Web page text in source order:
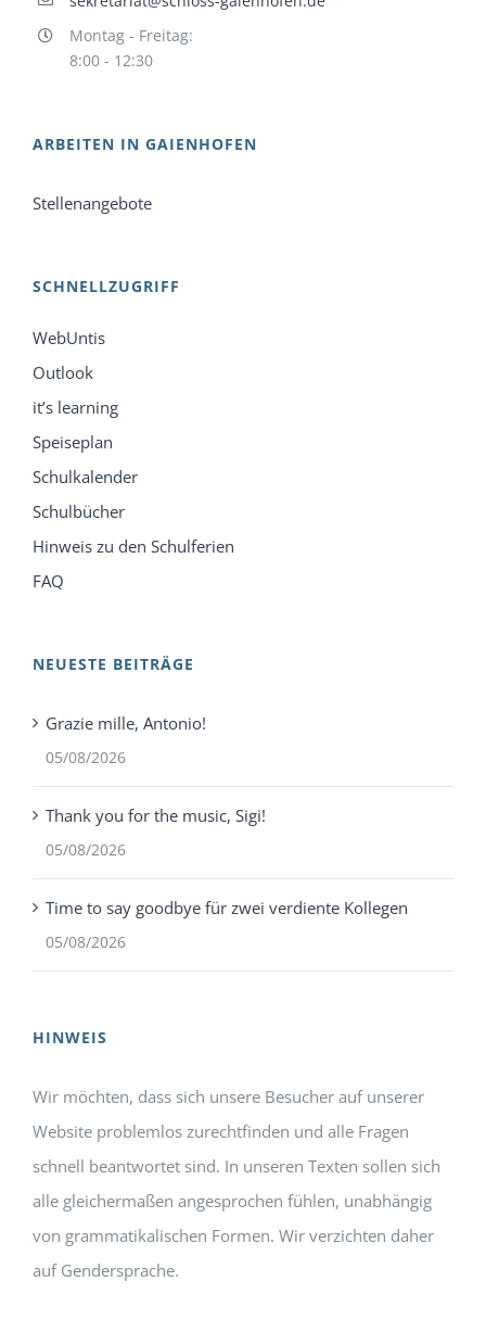
Montag - Freitag:
8:00 - 12:30
ARBEITEN IN GAIENHOFEN
Stellenangebote
SCHNELLZUGRIFF
WebUntis
Outlook
it’s learning
Speiseplan
Schulkalender
Schulbücher
Hinweis zu den Schulferien
FAQ
NEUESTE BEITRÄGE
Grazie mille, Antonio!
05/08/2026
Thank you for the music, Sigi!
05/08/2026
Time to say goodbye für zwei verdiente Kollegen
05/08/2026
HINWEIS
Wir möchten, dass sich unsere Besucher auf unserer
Website problemlos zurechtfinden und alle Fragen
schnell beantwortet sind. In unseren Texten sollen sich
alle gleichermaßen angesprochen fühlen, unabhängig
von grammatikalischen Formen. Wir verzichten daher
auf Gendersprache.